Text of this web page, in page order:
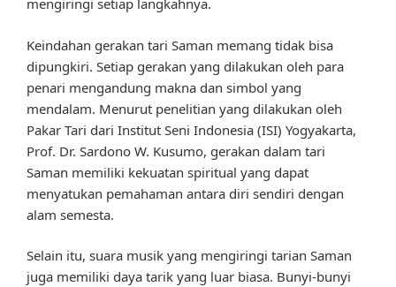
mengiringi setiap langkahnya.
Keindahan gerakan tari Saman memang tidak bisa
dipungkiri. Setiap gerakan yang dilakukan oleh para
penari mengandung makna dan simbol yang
mendalam. Menurut penelitian yang dilakukan oleh
Pakar Tari dari Institut Seni Indonesia (ISI) Yogyakarta,
Prof. Dr. Sardono W. Kusumo, gerakan dalam tari
Saman memiliki kekuatan spiritual yang dapat
menyatukan pemahaman antara diri sendiri dengan
alam semesta.
Selain itu, suara musik yang mengiringi tarian Saman
juga memiliki daya tarik yang luar biasa. Bunyi-bunyi